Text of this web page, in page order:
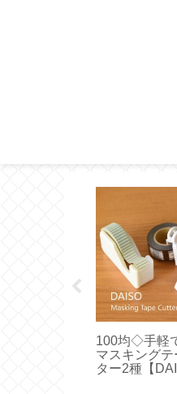
100均◇手軽
マスキングテ
ター2種【